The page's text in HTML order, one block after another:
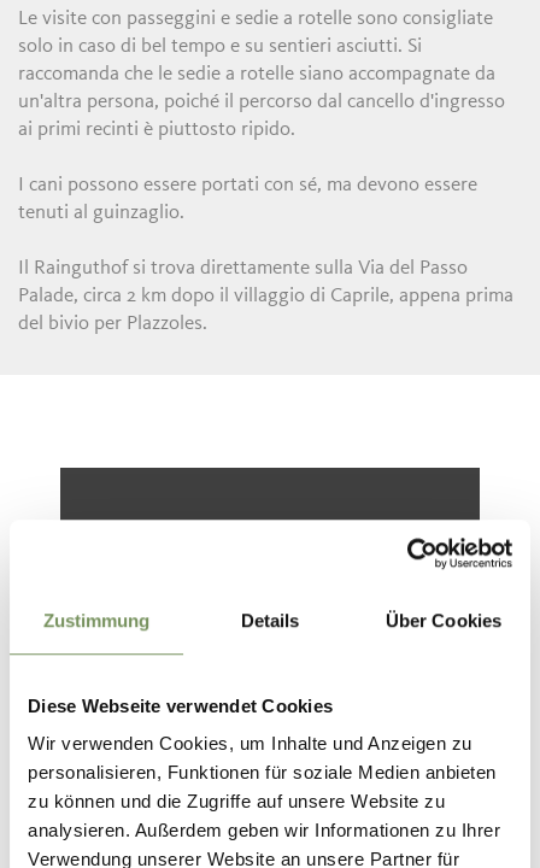
Zustimmung Details Über Cookies
Diese Webseite verwendet Cookies
Wir verwenden Cookies, um Inhalte und Anzeigen zu
personalisieren, Funktionen für soziale Medien anbieten
zu können und die Zugriffe auf unsere Website zu
analysieren. Außerdem geben wir Informationen zu Ihrer
Verwendung unserer Website an unsere Partner für
Le visite con passeggini e sedie a rotelle sono consigliate
solo in caso di bel tempo e su sentieri asciutti. Si
raccomanda che le sedie a rotelle siano accompagnate da
un'altra persona, poiché il percorso dal cancello d'ingresso
ai primi recinti è piuttosto ripido.
I cani possono essere portati con sé, ma devono essere
tenuti al guinzaglio.
Il Rainguthof si trova direttamente sulla Via del Passo
Palade, circa 2 km dopo il villaggio di Caprile, appena prima
del bivio per Plazzoles.
MONDO DEGLI ANIMALI RAINGUTHOF A
CAPRILE